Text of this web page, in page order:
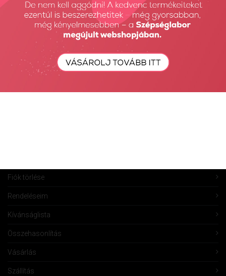
Részletes Kereső
Keresés...
Keresés
Fiók törlése
Rendeléseim
Kívánságlista
Összehasonlítás
Vásárlás
Szállítás